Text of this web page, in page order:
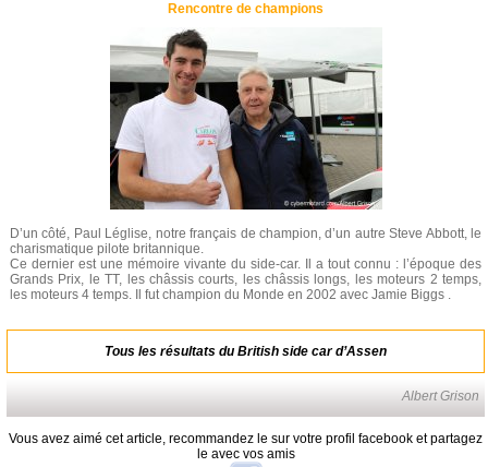
Rencontre de champions
D’un côté, Paul Léglise, notre français de champion, d’un autre Steve Abbott, le
charismatique pilote britannique.
Ce dernier est une mémoire vivante du side-car. Il a tout connu : l’époque des
Grands Prix, le TT, les châssis courts, les châssis longs, les moteurs 2 temps,
les moteurs 4 temps. Il fut champion du Monde en 2002 avec Jamie Biggs .
Tous les résultats du British side car d’Assen
Albert Grison
Vous avez aimé cet article, recommandez le sur votre profil facebook et partagez
le avec vos amis